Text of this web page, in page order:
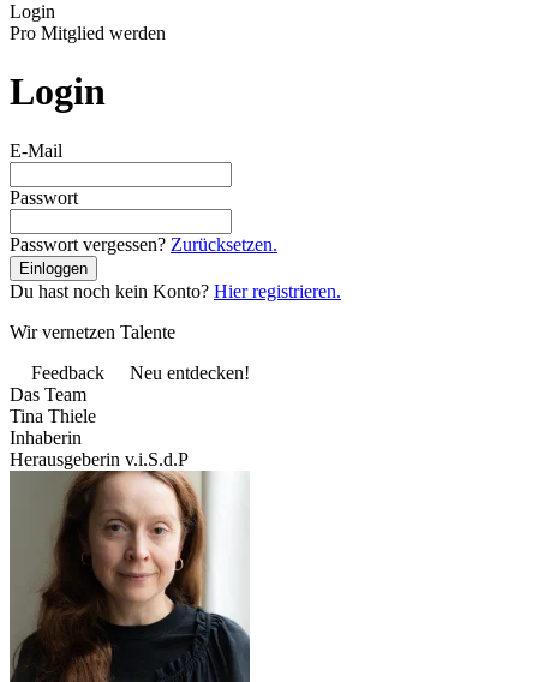
Login
Pro Mitglied werden
Login
E-Mail
Passwort
Passwort vergessen? Zurücksetzen.
Du hast noch kein Konto? Hier registrieren.
Wir vernetzen Talente
Feedback
Neu entdecken!
Das Team
Tina Thiele
Inhaberin
Herausgeberin v.i.S.d.P